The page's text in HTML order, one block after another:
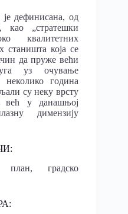
дефинисана, од
као „стратешки
квалитетних
станишта која се
да пруже већи
уз очување
неколико година
су неку врсту
већ у данашњој
димензију
план, градско